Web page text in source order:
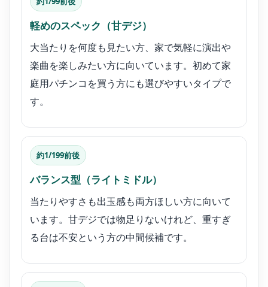
軽めのスペック（甘デジ）
大当たりを何度も見たい方、家で気軽に演出や
楽曲を楽しみたい方に向いています。初めて家
庭用パチンコを買う方にも選びやすいタイプで
す。
約1/199前後
バランス型（ライトミドル）
当たりやすさも出玉感も両方ほしい方に向いて
います。甘デジでは物足りないけれど、重すぎ
る台は不安という方の中間候補です。